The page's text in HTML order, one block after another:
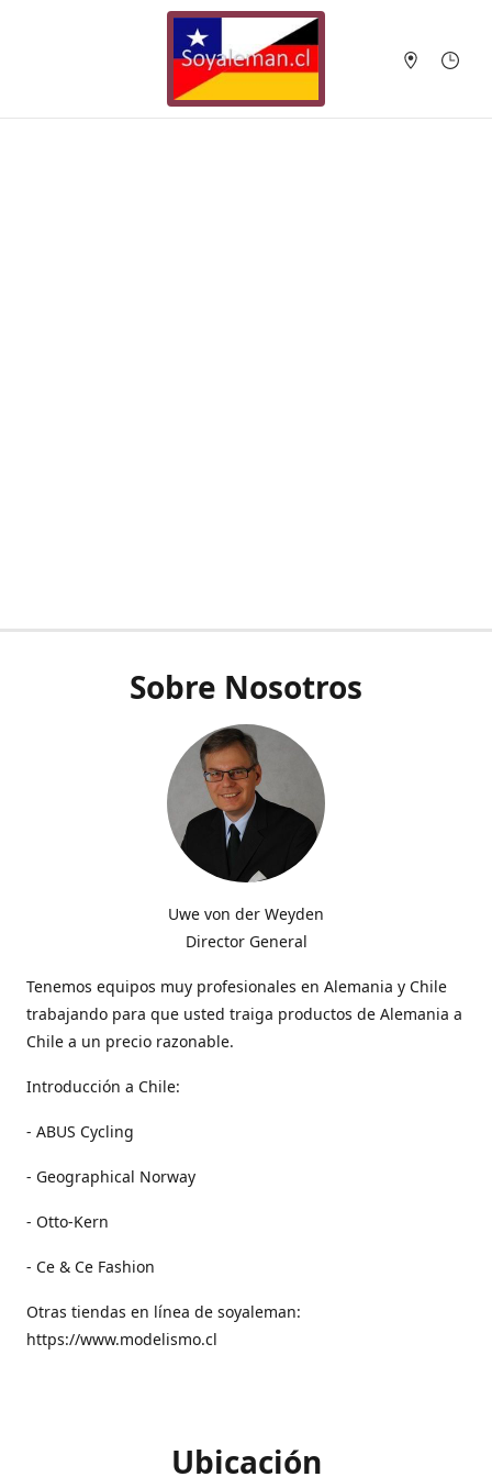
Sobre Nosotros
Uwe von der Weyden
Director General
Tenemos equipos muy profesionales en Alemania y Chile
trabajando para que usted traiga productos de Alemania a
Chile a un precio razonable.
Introducción a Chile:
- ABUS Cycling
- Geographical Norway
- Otto-Kern
- Ce & Ce Fashion
Otras tiendas en línea de soyaleman:
https://www.modelismo.cl
Ubicación